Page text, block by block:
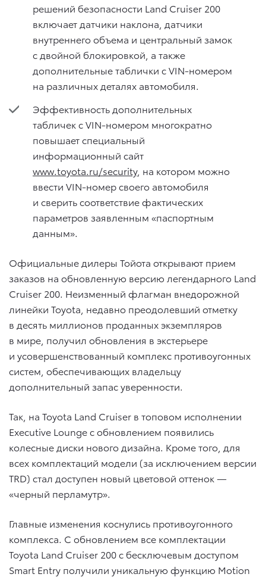
решений безопасности Land Cruiser 200
включает датчики наклона, датчики
внутреннего объема и центральный замок
с двойной блокировкой, а также
дополнительные таблички с VIN-номером
на различных деталях автомобиля.
Эффективность дополнительных
табличек с VIN-номером многократно
повышает специальный
информационный сайт
www.toyota.ru/security, на котором можно
ввести VIN-номер своего автомобиля
и сверить соответствие фактических
параметров заявленным «паспортным
данным».
Официальные дилеры Тойота открывают прием
заказов на обновленную версию легендарного Land
Cruiser 200. Неизменный флагман внедорожной
линейки Toyota, недавно преодолевший отметку
в десять миллионов проданных экземпляров
в мире, получил обновления в экстерьере
и усовершенствованный комплекс противоугонных
систем, обеспечивающих владельцу
дополнительный запас уверенности.
Так, на Toyota Land Cruiser в топовом исполнении
Executive Lounge с обновлением появились
колесные диски нового дизайна. Кроме того, для
всех комплектаций модели (за исключением версии
TRD) стал доступен новый цветовой оттенок —
«черный перламутр».
Главные изменения коснулись противоугонного
комплекса. С обновлением все комплектации
Toyota Land Cruiser 200 c бесключевым доступом
Smart Entry получили уникальную функцию Motion